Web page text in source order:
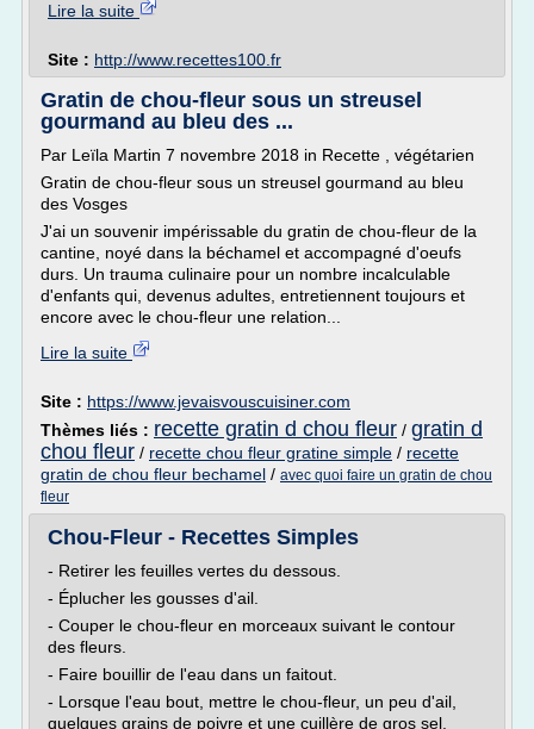
Lire la suite
Site : http://www.recettes100.fr
Gratin de chou-fleur sous un streusel
gourmand au bleu des ...
Par Leïla Martin 7 novembre 2018 in Recette , végétarien
Gratin de chou-fleur sous un streusel gourmand au bleu
des Vosges
J'ai un souvenir impérissable du gratin de chou-fleur de la
cantine, noyé dans la béchamel et accompagné d'oeufs
durs. Un trauma culinaire pour un nombre incalculable
d'enfants qui, devenus adultes, entretiennent toujours et
encore avec le chou-fleur une relation...
Lire la suite
Site : https://www.jevaisvouscuisiner.com
Thèmes liés : recette gratin d chou fleur / gratin d
chou fleur / recette chou fleur gratine simple / recette
gratin de chou fleur bechamel / avec quoi faire un gratin de chou
fleur
Chou-Fleur - Recettes Simples
- Retirer les feuilles vertes du dessous.
- Éplucher les gousses d'ail.
- Couper le chou-fleur en morceaux suivant le contour
des fleurs.
- Faire bouillir de l'eau dans un faitout.
- Lorsque l'eau bout, mettre le chou-fleur, un peu d'ail,
quelques grains de poivre et une cuillère de gros sel.